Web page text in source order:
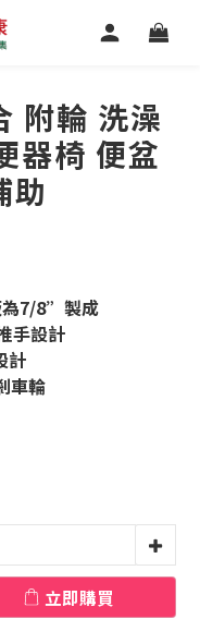
附輪 洗澡
器椅 便盆
助
為7/8”製成
手設計
計
車輪
立即購買